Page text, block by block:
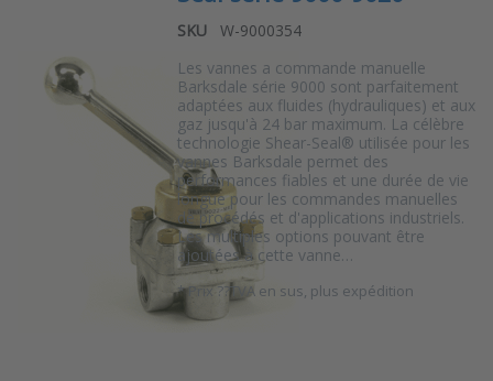
SKU
W-9000354
Les vannes a commande manuelle
Barksdale série 9000 sont parfaitement
adaptées aux fluides (hydrauliques) et aux
gaz jusqu'à 24 bar maximum. La célèbre
technologie Shear-Seal® utilisée pour les
vannes Barksdale permet des
performances fiables et une durée de vie
longue pour les commandes manuelles
de procédés et d'applications industriels.
Les multiples options pouvant être
ajoutées à cette vanne…
*Prix ??TVA en sus, plus expédition